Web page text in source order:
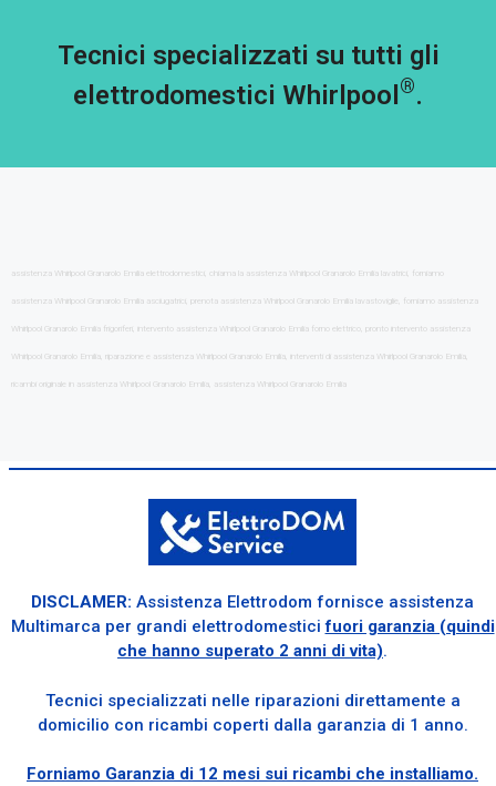
Tecnici specializzati su tutti gli
elettrodomestici Whirlpool ®.
assistenza Whirlpool Granarolo Emilia elettrodomestici, chiama la assistenza Whirlpool Granarolo Emilia lavatrici, forniamo
assistenza Whirlpool Granarolo Emilia asciugatrici, prenota assistenza Whirlpool Granarolo Emilia lavastoviglie, forniamo assistenza
Whirlpool Granarolo Emilia frigoriferi, intervento assistenza Whirlpool Granarolo Emilia forno elettrico, pronto intervento assistenza
Whirlpool Granarolo Emilia, riparazione e assistenza Whirlpool Granarolo Emilia, interventi di assistenza Whirlpool Granarolo Emilia,
ricambi originale in assistenza Whirlpool Granarolo Emilia, assistenza Whirlpool Granarolo Emilia
DISCLAMER: Assistenza Elettrodom fornisce assistenza
Multimarca per grandi elettrodomesticifuori garanzia (quindi
che hanno superato 2 anni di vita).
Tecnici specializzati nelle riparazioni direttamente a
domicilio con ricambi coperti dalla garanzia di 1 anno.
Forniamo Garanzia di 12 mesi sui ricambi che installiamo.